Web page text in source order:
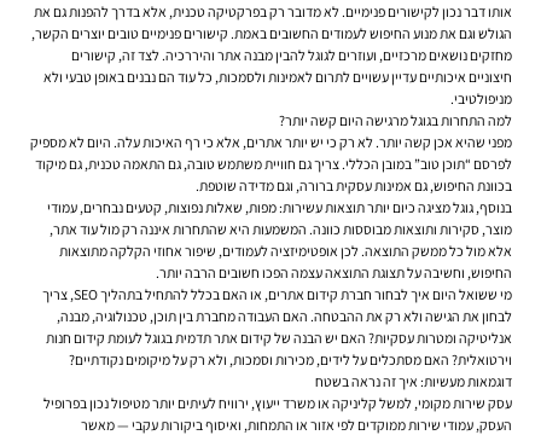
אותו דבר נכון לקישורים פנימיים. לא מדובר רק בפרקטיקה טכנית, אלא בדרך להפנות גם את
הגולש וגם את מנוע החיפוש לעמודים החשובים באמת. קישורים פנימיים טובים יוצרים הקשר,
מחזקים נושאים מרכזיים, ועוזרים לגוגל להבין מבנה אתר והיררכיה. לצד זה, קישורים
חיצוניים איכותיים עדיין עשויים לתרום לאמינות ולסמכות, כל עוד הם נבנים באופן טבעי ולא
מניפולטיבי.
למה התחרות בגוגל מרגישה היום קשה יותר?
מפני שהיא אכן קשה יותר. לא רק כי יש יותר אתרים, אלא כי רף האיכות עלה. היום לא מספיק
לפרסם “תוכן טוב” במובן הכללי. צריך גם חוויית משתמש טובה, גם התאמה טכנית, גם מיקוד
בכוונת החיפוש, גם אמינות עסקית ברורה, וגם מדידה שוטפת.
בנוסף, גוגל מציגה כיום יותר תוצאות עשירות: מפות, שאלות נפוצות, קטעים נבחרים, עמודי
מוצר, סקירות ותוצאות מבוססות כוונה. המשמעות היא שהתחרות איננה רק מול עוד אתר,
אלא מול כל ממשק התוצאה. לכן אופטימיזציה לעמודים, שיפור אחוזי הקלקה מתוצאות
החיפוש, וחשיבה על תצוגת התוצאה עצמה הפכו חשובים הרבה יותר.
מי ששואל היום איך לבחור חברת קידום אתרים, או האם בכלל להתחיל בתהליך SEO, צריך
לבחון את הגישה ולא רק את ההבטחה. האם העבודה מחברת בין תוכן, טכנולוגיה, מבנה,
אנליטיקה ומטרות עסקיות? האם יש הבנה של קידום אתר תדמית בגוגל לעומת קידום חנות
וירטואלית? האם מסתכלים על לידים, מכירות וסמכות, ולא רק על מיקומים נקודתיים?
דוגמאות מעשיות: איך זה נראה בשטח
עסק שירות מקומי, למשל קליניקה או משרד ייעוץ, ירוויח לעיתים יותר מטיפול נכון בפרופיל
העסק, עמודי שירות ממוקדים לפי אזור או התמחות, ואיסוף ביקורות עקבי — מאשר